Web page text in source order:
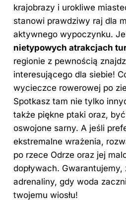
krajobrazy i urokliwe
stanowi prawdziwy raj dla
aktywnego wypoczynku.
nietypowych atrakcjach
regionie z pewnością
interesującego dla siebie!
wycieczce rowerowej po
Spotkasz tam nie tylko
także piękne ptaki oraz,
oswojone sarny. A jeśli
ekstremalne wrażenia,
po rzece Odrze oraz jej
dopływach.
adrenaliny, gdy woda
twojemu wiosłu!